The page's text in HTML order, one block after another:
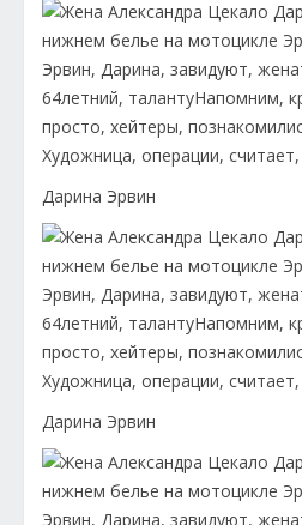
Дарина Эрвин
Дарина Эрвин